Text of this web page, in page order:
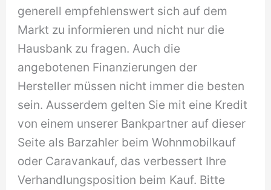
generell empfehlenswert sich auf dem
Markt zu informieren und nicht nur die
Hausbank zu fragen. Auch die
angebotenen Finanzierungen der
Hersteller müssen nicht immer die besten
sein. Ausserdem gelten Sie mit eine Kredit
von einem unserer Bankpartner auf dieser
Seite als Barzahler beim Wohnmobilkauf
oder Caravankauf, das verbessert Ihre
Verhandlungsposition beim Kauf. Bitte